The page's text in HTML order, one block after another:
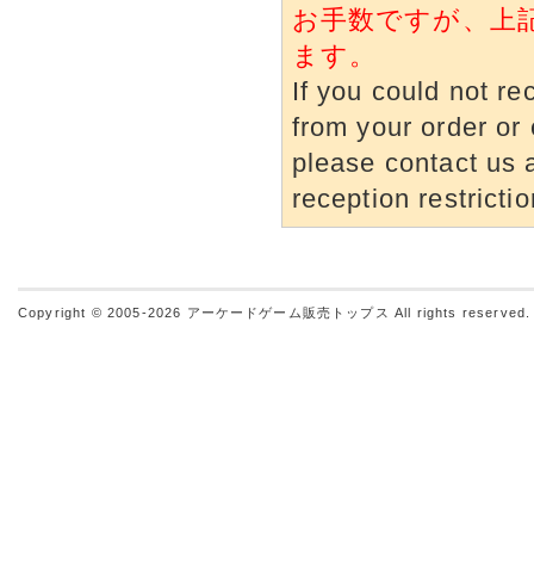
お手数ですが、上
ます。
If you could not
from your order or
please contact us
reception
Copyright © 2005-2026 アーケードゲーム販売トップス All rights reserved.